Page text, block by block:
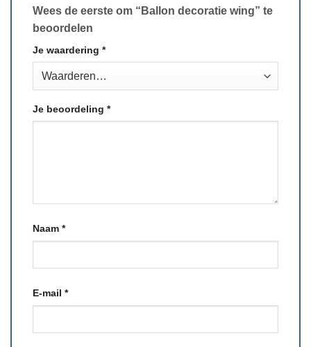
Wees de eerste om “Ballon decoratie wing” te
beoordelen
Je waardering *
Je beoordeling *
Naam *
E-mail *